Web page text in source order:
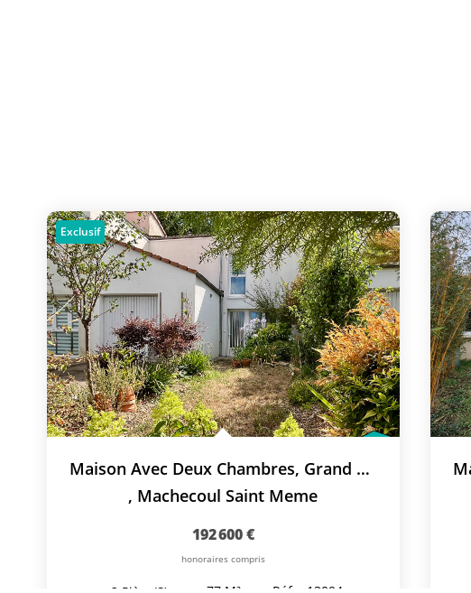
Exclusif
Maison Avec Deux Chambres, Grand Bureau Et Garage !
, Machecoul Saint Meme
192 600 €
honoraires compris